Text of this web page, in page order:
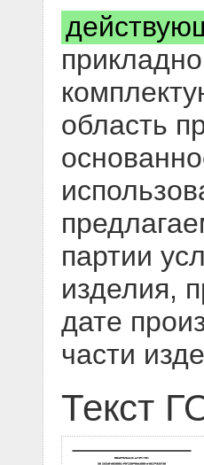
область
партии
изделия,
дате
части
Текст